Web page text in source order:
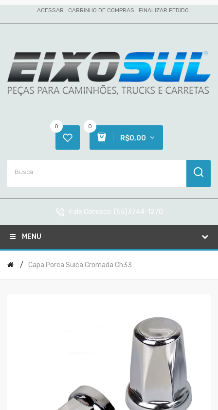
ACESSAR CARRINHO DE COMPRAS FINALIZAR PEDIDO
0
R$0,00
0
Fale Conosco: (55)3744-1270
MENU
Capa Porca Suica Cromada Ch33